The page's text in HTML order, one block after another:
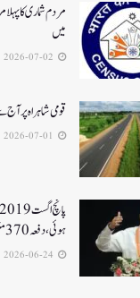
مردم شماری کا
میں
قومی شاہراہ پر
ہوئی، دفعہ 370منسوخی سے وژن مکمل ہوا۔ امت شاہ